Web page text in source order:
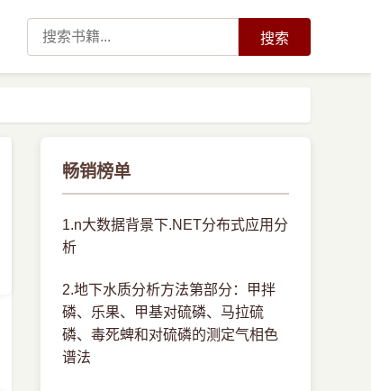
搜索
畅销榜单
1.n大数据背景下.NET分布式应用分
析
2.地下水质分析方法第部分：甲拌
磷、乐果、甲基对硫磷、马拉硫
磷、毒死蜱和对硫磷的测定气相色
谱法